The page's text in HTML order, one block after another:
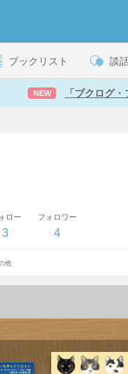
ブックリスト 談
NEW 「ブクログ
ロー
3
フォロワー
4
他